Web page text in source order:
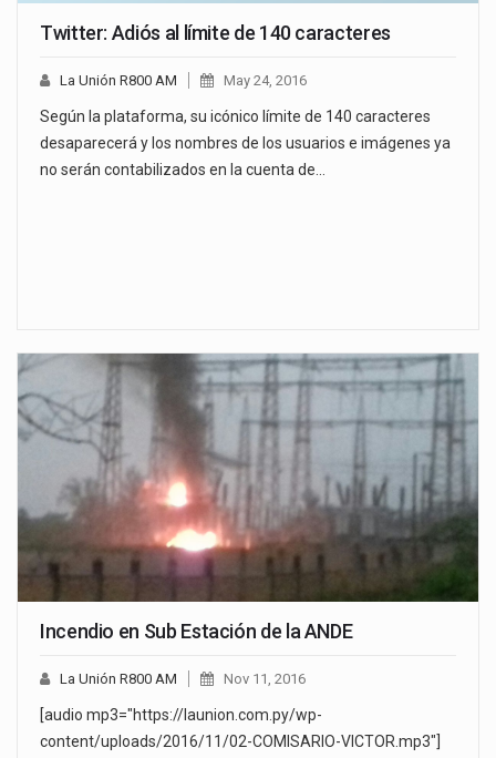
Twitter: Adiós al límite de 140 caracteres
La Unión R800 AM May 24, 2016
Según la plataforma, su icónico límite de 140 caracteres
desaparecerá y los nombres de los usuarios e imágenes ya
no serán contabilizados en la cuenta de…
Incendio en Sub Estación de la ANDE
La Unión R800 AM Nov 11, 2016
[audio mp3="https://launion.com.py/wp-
content/uploads/2016/11/02-COMISARIO-VICTOR.mp3"]